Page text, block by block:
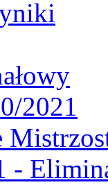
2021
-